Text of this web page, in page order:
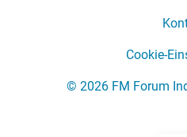
Cookie-
© 2026 FM Forum